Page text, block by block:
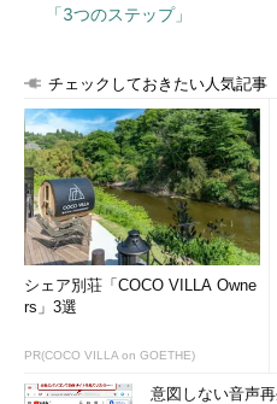
「3つのステップ」
チェックしておきたい人気記事
シェア別荘「COCO VILLA Owne
rs」3選
PR(COCO VILLA on GOETHE)
意図しない音声